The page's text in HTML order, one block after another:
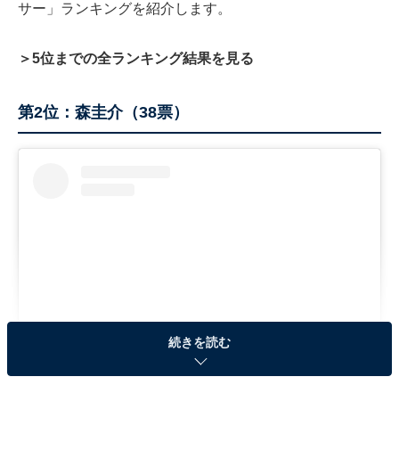
サー」ランキングを紹介します。
＞5位までの全ランキング結果を見る
第2位：森圭介（38票）
続きを読む